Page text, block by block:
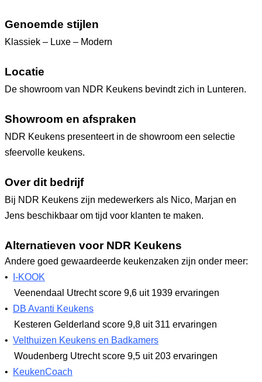
Genoemde stijlen
Klassiek – Luxe – Modern
Locatie
De showroom van NDR Keukens bevindt zich in Lunteren.
Showroom en afspraken
NDR Keukens presenteert in de showroom een selectie
sfeervolle keukens.
Over dit bedrijf
Bij NDR Keukens zijn medewerkers als Nico, Marjan en
Jens beschikbaar om tijd voor klanten te maken.
Alternatieven voor NDR Keukens
Andere goed gewaardeerde keukenzaken zijn onder meer:
•
I-KOOK
Veenendaal Utrechtscore 9,6 uit 1939 ervaringen
•
DB Avanti Keukens
Kesteren Gelderland score 9,8 uit 311 ervaringen
• Velthuizen Keukens en Badkamers
Woudenberg Utrechtscore 9,5 uit 203 ervaringen
•
KeukenCoach